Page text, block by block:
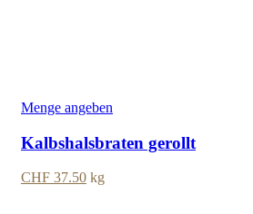
Menge angeben
Kalbshalsbraten gerollt
CHF 37.50 kg